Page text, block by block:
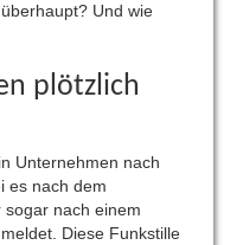
Und wie
plötzlich
Unternehmen nach
es nach dem
nach einem
Diese Funkstille